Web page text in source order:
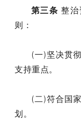
第三条 整治
则：
(一)坚决贯
支持重点。
(二)符合国
划。